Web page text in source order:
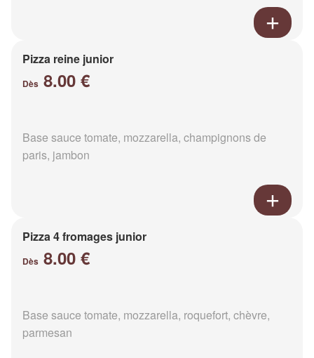
Pizza reine junior
Dès 8.00 €
Base sauce tomate, mozzarella, champignons de
paris, jambon
Pizza 4 fromages junior
Dès 8.00 €
Base sauce tomate, mozzarella, roquefort, chèvre,
parmesan